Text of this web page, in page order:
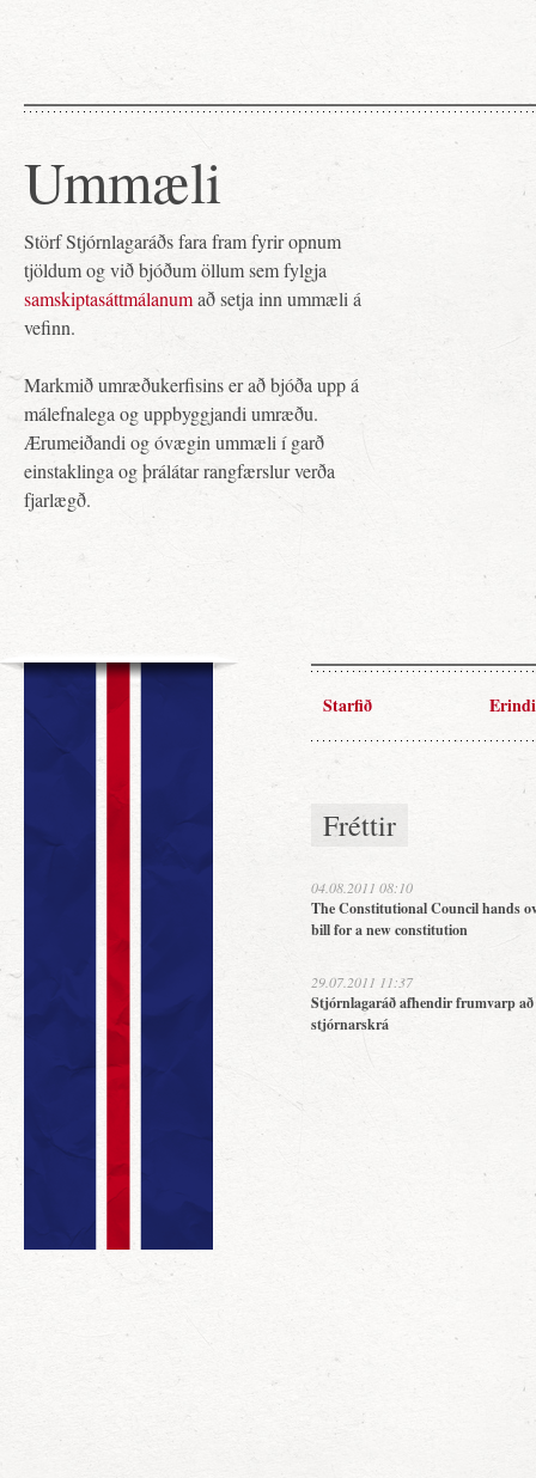
Ummæli
Störf Stjórnlagaráðs fara fram fyrir opnum
tjöldum og við bjóðum öllum sem fylgja
samskiptasáttmálanumað setja inn ummæli á
vefinn.
Markmið umræðukerfisins er að bjóða upp á
málefnalega og uppbyggjandi umræðu.
Ærumeiðandi og óvægin ummæli í garð
einstaklinga og þrálátar rangfærslur verða
fjarlægð.
Starfið Erindi
Fréttir
04.08.2011 08:10
The Constitutional Council hands
bill for a new constitution
29.07.2011 11:37
Stjórnlagaráð afhendir frumvarp
stjórnarskrá